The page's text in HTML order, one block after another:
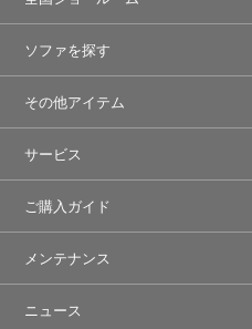
ソファを探す
その他アイテム
サービス
ご購入ガイド
メンテナンス
ニュース